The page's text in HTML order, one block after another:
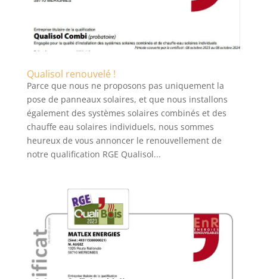
Qualisol renouvelé !
Parce que nous ne proposons pas uniquement la
pose de panneaux solaires, et que nous installons
également des systèmes solaires combinés et des
chauffe eau solaires individuels, nous sommes
heureux de vous annoncer le renouvellement de
notre qualification RGE Qualisol...